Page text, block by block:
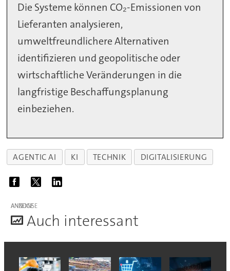
Die Systeme können CO₂-Emissionen von
Lieferanten analysieren,
umweltfreundlichere Alternativen
identifizieren und geopolitische oder
wirtschaftliche Veränderungen in die
langfristige Beschaffungsplanung
einbeziehen.
AGENTIC AI KI TECHNIK DIGITALISIERUNG
ANZEIGE
Auch interessant